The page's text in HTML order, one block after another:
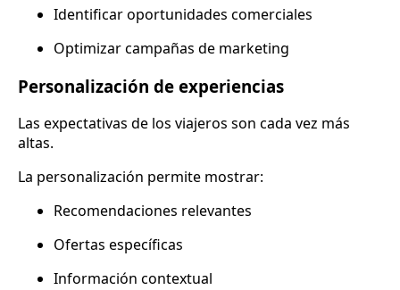
Identificar oportunidades comerciales
Optimizar campañas de marketing
Personalización de experiencias
Las expectativas de los viajeros son cada vez más
altas.
La personalización permite mostrar:
Recomendaciones relevantes
Ofertas específicas
Información contextual